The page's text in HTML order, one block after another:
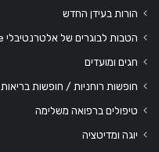
הורות בעידן החדש
הטבות לבוגרים של אלטרנטיבלי College
חגים ומועדים
חופשות רוחניות / חופשות בריאות
טיפולים ברפואה משלימה
יוגה ומדיטציה